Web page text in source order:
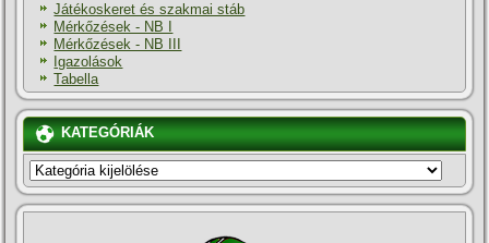
Játékoskeret és szakmai stáb
Mérkőzések - NB I
Mérkőzések - NB III
Igazolások
Tabella
KATEGÓRIÁK
KATEGÓRIÁK